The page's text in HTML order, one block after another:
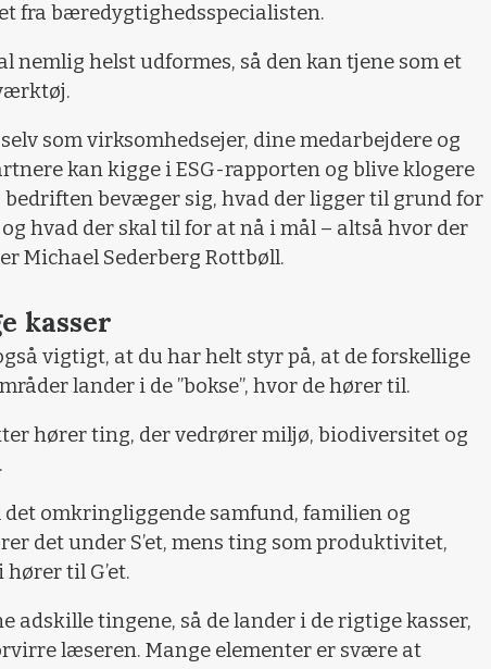
fra bæredygtighedsspecialisten.
nemlig helst udformes, så den kan tjene som et
som virksomhedsejer, dine medarbejdere og
kan kigge i ESG-rapporten og blive klogere
bevæger sig, hvad der ligger til grund for
hvad der skal til for at nå i mål – altså hvor der
Michael Sederberg Rottbøll.
kasser
vigtigt, at du har helt styr på, at de forskellige
lander i de ”bokse”, hvor de hører til.
hører ting, der vedrører miljø, biodiversitet og
det omkringliggende samfund, familien og
det under S’et, mens ting som produktivitet,
til G’et.
adskille tingene, så de lander i de rigtige kasser,
læseren. Mange elementer er svære at